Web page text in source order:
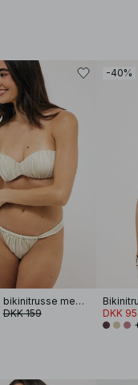
Skinnende bikinitrusse med flæser
DKK 159
-40%
DKK